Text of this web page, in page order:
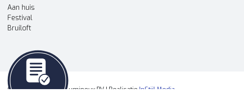
Aan huis
Festival
Bruiloft
© Copyright 2026 - Lumineux BV | Realisatie InStijl Media